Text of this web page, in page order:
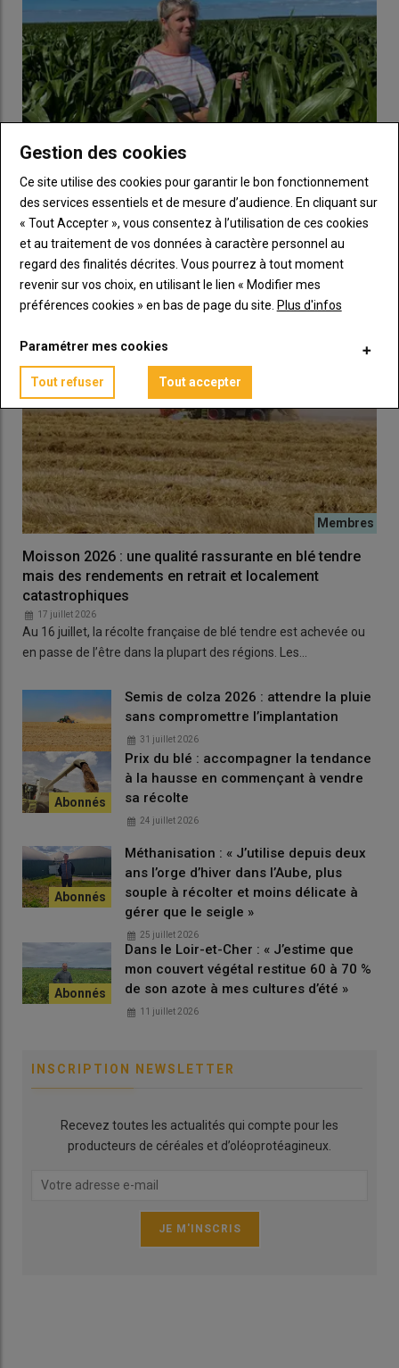
d’orge hybride
présentent en outre
une tolérance à lamaladie des pieds chétifs, transmise par
descicadelles , sans complètement empêcher la charge virale
dans la plante. « Mais cette tolérance est meilleure que celle
affichée par certaines lignées d’orge d’hiver », selon Sébastien
Pichard. Deux variétés Technologie Neo sont en deuxième
L’utilisation de tellesvariétés
avec de hauts rendements et une tolérance aux maladies
foliaires, présente un surcoût de 80 à 100 €/ha ensemences
par rapport aux lignées.
Chaulage : « Je dépense 62 €/ha d'apport de dolomie
tous les deux ans par parcelle sur des sols sableux
des Landes où le pH peut baisser rapidement »
22 juillet 2026
Éloïse Thirouin est à la tête d'une exploitation de 400 hectares
à Ychoux (Landes). Ses terres sableuses à tendance acide l'…
Moisson 2026 : une qualité rassurante en blé tendre
mais des rendements en retrait et localement
catastrophiques
17 juillet 2026
Au 16 juillet, la récolte française de blé tendre est achevée ou
en passe de l’être dans la plupart des régions. Les…
Semis de colza 2026 : attendre la pluie
sans compromettre l’implantation
31 juillet 2026
Prix du blé : accompagner la tendance
à la hausse en commençant à vendre
sa récolte
24 juillet 2026
Méthanisation : « J’utilise depuis deux
ans l’orge d’hiver dans l’Aube, plus
souple à récolter et moins délicate à
gérer que le seigle »
25 juillet 2026
Dans le Loir-et-Cher : « J’estime que
mon couvert végétal restitue 60 à 70 %
de son azote à mes cultures d’été »
11 juillet 2026
INSCRIPTION NEWSLETTER
Recevez toutes les actualités qui compte pour les
producteurs de céréales et d’oléoprotéagineux.
Gestion des cookies
Ce site utilise des cookies pour garantir le bon fonctionnement
des services essentiels et de mesure d’audience. En cliquant sur
« Tout Accepter », vous consentez à l’utilisation de ces cookies
et au traitement de vos données à caractère personnel au
regard des finalités décrites. Vous pourrez à tout moment
revenir sur vos choix, en utilisant le lien « Modifier mes
préférences cookies » en bas de page du site. Plus d'infos
Paramétrer mes cookies
Tout refuser Tout accepter